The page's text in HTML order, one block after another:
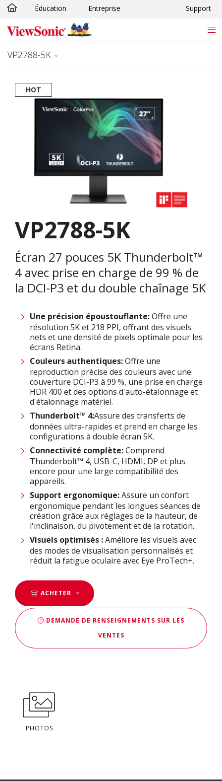
Passer au contenu principal
Éducation Entreprise Support
VP2788-5K
HOT
VP2788-5K
Écran 27 pouces 5K Thunderbolt™
4 avec prise en charge de 99 % de
la DCI-P3 et du double chaînage 5K
Une précision époustouflante:Offre une
résolution 5K et 218 PPI, offrant des visuels
nets et une densité de pixels optimale pour les
écrans Retina.​
Couleurs authentiques:Offre une
reproduction précise des couleurs avec une
couverture DCI-P3 à 99 %, une prise en charge
HDR 400 et des options d'auto-étalonnage et
d'étalonnage matériel.​
Thunderbolt™ 4:Assure des transferts de
données ultra-rapides et prend en charge les
configurations à double écran 5K.​
Connectivité complète:Comprend
Thunderbolt™ 4, USB-C, HDMI, DP et plus
encore pour une large compatibilité des
appareils.
Support ergonomique:Assure un confort
ergonomique pendant les longues séances de
création grâce aux réglages de la hauteur, de
l'inclinaison, du pivotement et de la rotation.
Visuels optimisés :Améliore les visuels avec
des modes de visualisation personnalisés et
réduit la fatigue oculaire avec Eye ProTech+.
ACHETER
DEMANDE DE RENSEIGNEMENTS SUR LES
VENTES
PHOTOS